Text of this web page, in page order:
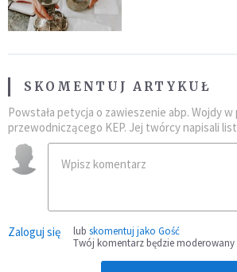
SKOMENTUJ ARTYKUŁ
Powstała petycja o zawieszenie abp. Wojdy
przewodniczącego KEP. Jej twórcy napisali
Zaloguj się lub skomentuj jako Gość
Twój komentarz będzie moderowany